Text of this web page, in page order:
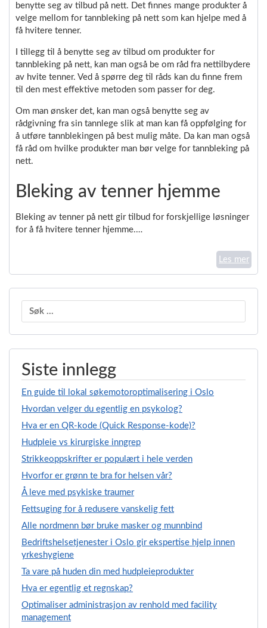
benytte seg av tilbud på nett. Det finnes mange produkter å
velge mellom for tannbleking på nett som kan hjelpe med å
få hvitere tenner.
I tillegg til å benytte seg av tilbud om produkter for
tannbleking på nett, kan man også be om råd fra nettilbydere
av hvite tenner. Ved å spørre deg til råds kan du finne frem
til den mest effektive metoden som passer for deg.
Om man ønsker det, kan man også benytte seg av
rådgivning fra sin tannlege slik at man kan få oppfølging for
å utføre tannblekingen på best mulig måte. Da kan man også
få råd om hvilke produkter man bør velge for tannbleking på
nett.
Bleking av tenner hjemme
Bleking av tenner på nett gir tilbud for forskjellige løsninger
for å få hvitere tenner hjemme.…
Les mer
Søk
Siste innlegg
En guide til lokal søkemotoroptimalisering i Oslo
Hvordan velger du egentlig en psykolog?
Hva er en QR-kode (Quick Response-kode)?
Hudpleie vs kirurgiske inngrep
Strikkeoppskrifter er populært i hele verden
Hvorfor er grønn te bra for helsen vår?
Å leve med psykiske traumer
Fettsuging for å redusere vanskelig fett
Alle nordmenn bør bruke masker og munnbind
Bedriftshelsetjenester i Oslo gir ekspertise hjelp innen
yrkeshygiene
Ta vare på huden din med hudpleieprodukter
Hva er egentlig et regnskap?
Optimaliser administrasjon av renhold med facility
management